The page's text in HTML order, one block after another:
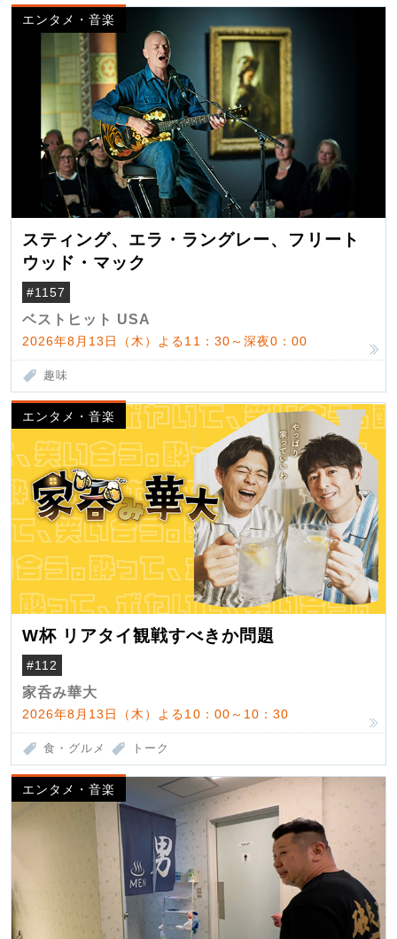
エンタメ・音楽
スティング、エラ・ラングレー、フリート
ウッド・マック
#1157
ベストヒット USA
2026年8月13日（木）よる11：30～深夜0：00
趣味
エンタメ・音楽
W杯 リアタイ観戦すべきか問題
#112
家呑み華大
2026年8月13日（木）よる10：00～10：30
食・グルメ トーク
エンタメ・音楽